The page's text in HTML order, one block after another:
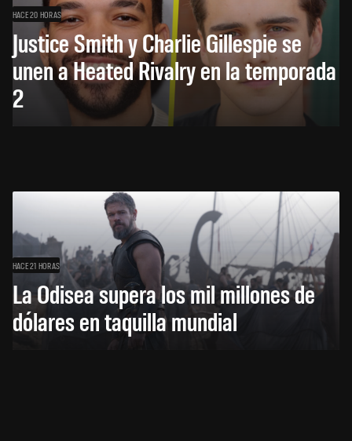
HACE 20 HORAS
Justice Smith y Charlie Gillespie se
unen a Heated Rivalry en la temporada
2
HACE 21 HORAS
La Odisea supera los mil millones de
dólares en taquilla mundial